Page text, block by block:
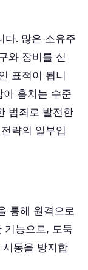
다. 많은 소유주
와 장비를 싣
표적이 됩니
훔치는 수준
범죄로 발전한
략의 일부입
통해 원격으로
기능으로, 도둑
동을 방지합